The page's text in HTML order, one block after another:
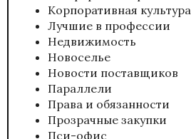
Корпоративная культура
Лучшие в профессии
Недвижимость
Новоселье
Новости поставщиков
Параллели
Права и обязанности
Прозрачные закупки
Пси-офис